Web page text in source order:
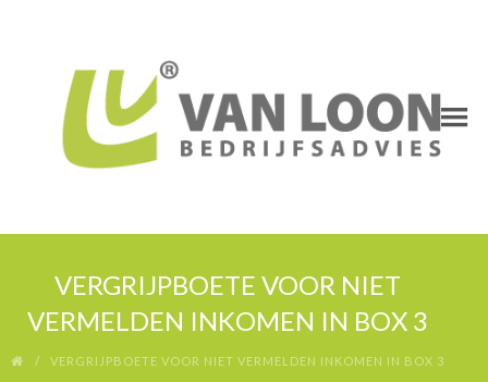
VERGRIJPBOETE VOOR NIET
VERMELDEN INKOMEN IN BOX 3
VERGRIJPBOETE VOOR NIET VERMELDEN INKOMEN IN BOX 3